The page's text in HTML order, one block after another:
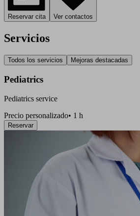
Reservar cita Ver contactos
Servicios
Todos los servicios Mejoras destacadas
Pediatrics
Pediatrics service
Precio personalizado• 1 h
Reservar